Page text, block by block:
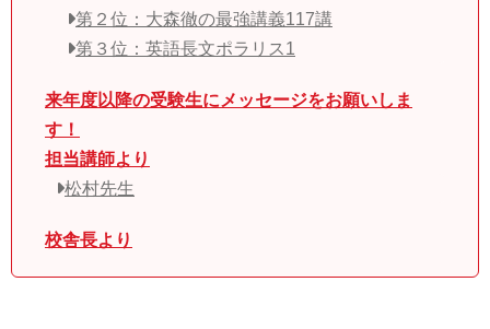
第２位：大森徹の最強講義117講
第３位：英語長文ポラリス1
来年度以降の受験生にメッセージをお願いしま
す！
担当講師より
松村先生
校舎長より